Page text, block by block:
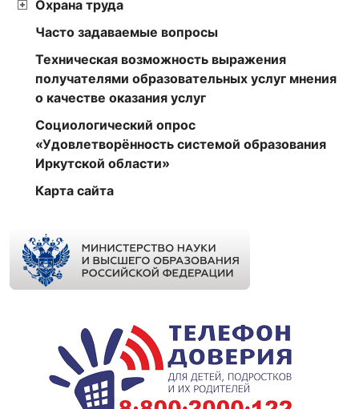
Охрана труда
Часто задаваемые вопросы
Техническая возможность выражения
получателями образовательных услуг мнения
о качестве оказания услуг
Социологический опрос
«Удовлетворённость системой образования
Иркутской области»
Карта сайта